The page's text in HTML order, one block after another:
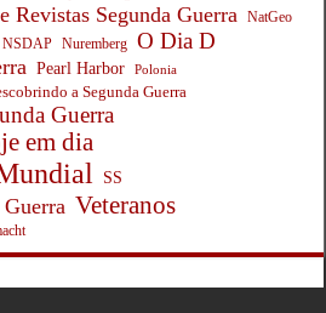
Revistas Segunda Guerra NatGeo
NSDAP Nuremberg O Dia D
Pearl Harbor Polonia
a Segunda Guerra
Guerra
em dia
SS
Veteranos